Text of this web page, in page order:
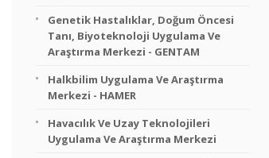
Genetik Hastalıklar, Doğum Öncesi
Tanı, Biyoteknoloji Uygulama Ve
Araştırma Merkezi - GENTAM
Halkbilim Uygulama Ve Araştırma
Merkezi - HAMER
Havacılık Ve Uzay Teknolojileri
Uygulama Ve Araştırma Merkezi